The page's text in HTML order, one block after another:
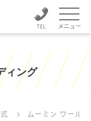
メニュー
ィング
ムーミン ワール